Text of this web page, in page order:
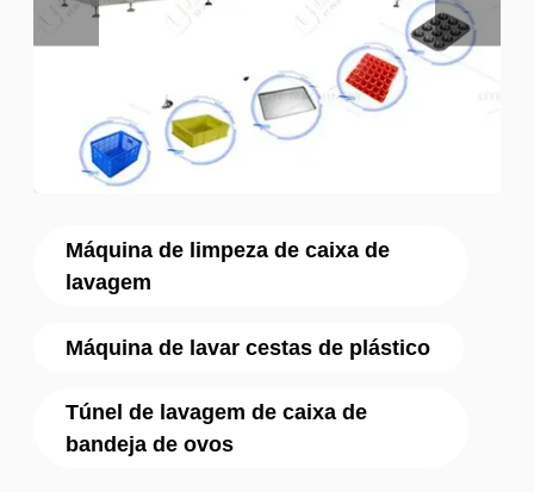
Máquina de limpeza de caixa de
lavagem
Máquina de lavar cestas de plástico
Túnel de lavagem de caixa de
bandeja de ovos